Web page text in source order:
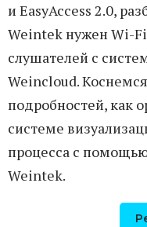
и EasyAccess 2.0,
Weintek нужен Wi-
слушателей с
Weincloud.
подробностей, как
системе
процесса с
Weintek.